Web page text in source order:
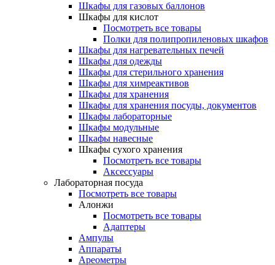
Шкафы для газовых баллонов
Шкафы для кислот
Посмотреть все товары
Полки для полипропиленовых шкафов
Шкафы для нагревательных печей
Шкафы для одежды
Шкафы для стерильного хранения
Шкафы для химреактивов
Шкафы для хранения
Шкафы для хранения посуды, документов
Шкафы лабораторные
Шкафы модульные
Шкафы навесные
Шкафы сухого хранения
Посмотреть все товары
Аксессуары
Лабораторная посуда
Посмотреть все товары
Алонжи
Посмотреть все товары
Адаптеры
Ампулы
Аппараты
Ареометры